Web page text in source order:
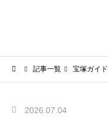
記事一覧 宝塚ガイド
2026.07.04